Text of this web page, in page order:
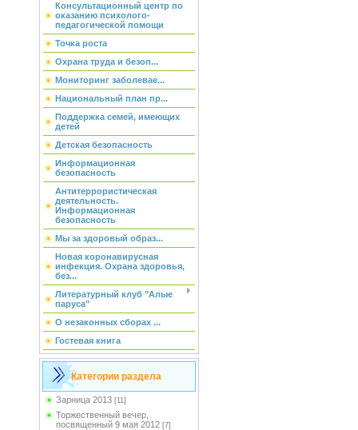
Консультационный центр по
оказанию психолого-
педагогической помощи
Точка роста
Охрана труда и безоп...
Мониторинг заболевае...
Национальный план пр...
Поддержка семей, имеющих
детей
Детская безопасность
Информационная
безопасность
Антитеррористическая
деятельность.
Информационная
безопасность
Мы за здоровый образ...
Новая коронавирусная
инфекция. Охрана здоровья,
без...
Литературный клуб "Алые
паруса"
О незаконных сборах ...
Гостевая книга
Категории раздела
Зарница 2013 [11]
Торжественный вечер,
посвященный 9 мая 2012 [7]